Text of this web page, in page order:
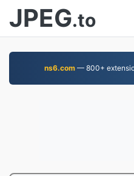
JPEG.to
ns6.com — 800+